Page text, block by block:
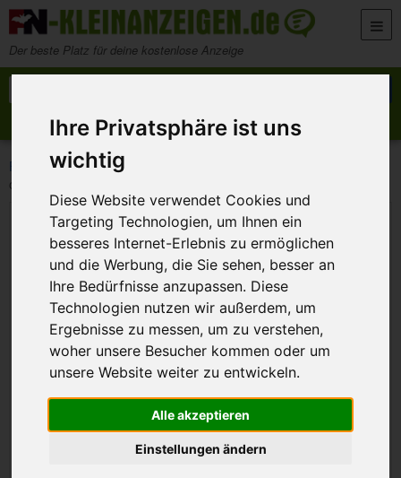
Ihre Privatsphäre ist uns
wichtig
Diese Website verwendet Cookies und
Targeting Technologien, um Ihnen ein
besseres Internet-Erlebnis zu ermöglichen
und die Werbung, die Sie sehen, besser an
Ihre Bedürfnisse anzupassen. Diese
Technologien nutzen wir außerdem, um
Ergebnisse zu messen, um zu verstehen,
woher unsere Besucher kommen oder um
unsere Website weiter zu entwickeln.
Alle akzeptieren
Einstellungen ändern
Zum Inhalt springen
Der beste Platz für deine kostenlose Anzeige
Anzeige aufgeben
Meine Anzeigen
FN-Kleinanzeigen>